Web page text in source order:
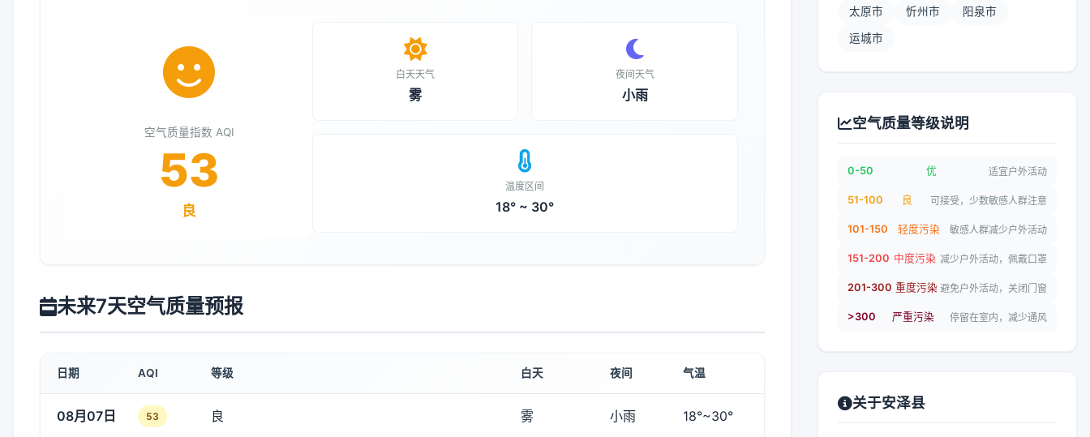
空气质量指数 AQI
53
良
白天天气
雾
夜间天气
小雨
温度区间
18° ~ 30°
未来7天空气质量预报
日期 AQI 等级 白天 夜间 气温
08月07日 53 良 雾 小雨 18°~30°
太原市 忻州市 阳泉市
运城市
空气质量等级说明
0-50 优 适宜户外活动
51-100 良 可接受，少数敏感人群注意
101-150 轻度污染 敏感人群减少户外活动
151-200 中度污染 减少户外活动，佩戴口罩
201-300 重度污染 避免户外活动，关闭门窗
>300 严重污染 停留在室内，减少通风
关于安泽县